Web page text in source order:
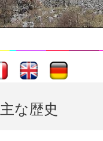
主な歴史